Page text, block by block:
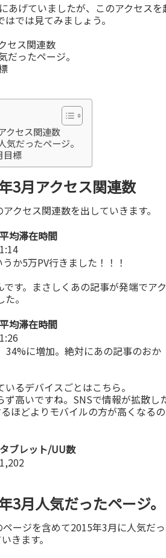
あげていましたが、このアクセスを
では見てみましょう。
セス関連数
だったページ。
クセス関連数
気だったページ。
目標
3月アクセス関連数
クセス関連数を出していきます。
平均滞在時間
1:14
か5万PV行きました！！！
す。まさしくあの記事が発端でア
。
平均滞在時間
1:26
34%に増加。絶対にあの記事のおか
いるデバイスごとはこちら。
ず高いですね。SNSで情報が拡散し
ほどよりモバイルの方が高くなるの
タブレット/UU数
1,202
3月人気だったページ。
ージを含めて2015年3月に人気だっ
きます。